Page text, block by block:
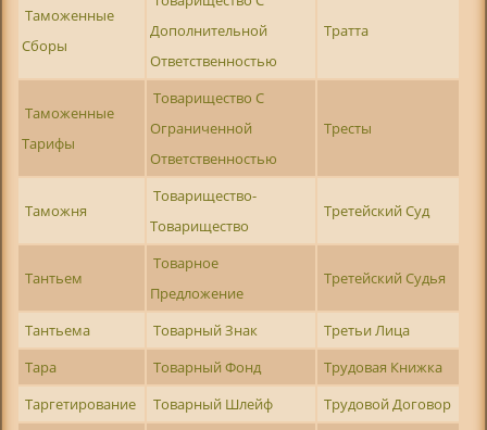
Таможенные
Сборы
Дополнительной
Ответственностью
Тратта
Таможенные
Тарифы
Товарищество С
Ограниченной
Ответственностью
Тресты
Таможня
Товарищество-
Товарищество
Третейский Суд
Тантьем
Товарное
Предложение
Третейский Судья
Тантьема Товарный Знак
Третьи Лица
Тара
Товарный Фонд
Трудовая Книжка
Таргетирование
Товарный Шлейф Трудовой Договор